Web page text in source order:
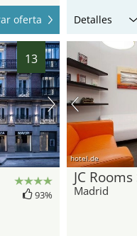
oferta Detalles
13
93%
hotel.de
JC
Madrid